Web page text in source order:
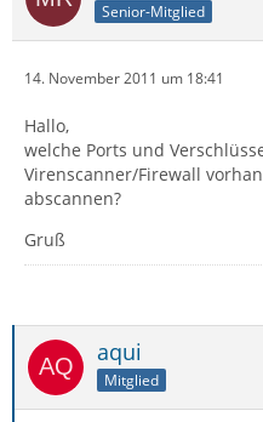
Senior-Mitglied
14. November 2011 um 18:41
Hallo,
welche Ports und
Virenscanner/Firewall
abscannen?
Gruß
aqui
Mitglied